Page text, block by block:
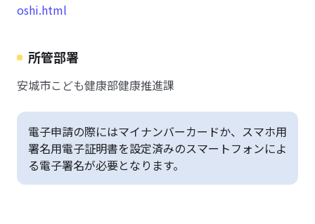
oshi.html
所管部署
安城市こども健康部健康推進課
電子申請の際にはマイナンバーカードか、スマホ用
署名用電子証明書を設定済みのスマートフォンによ
る電子署名が必要となります。